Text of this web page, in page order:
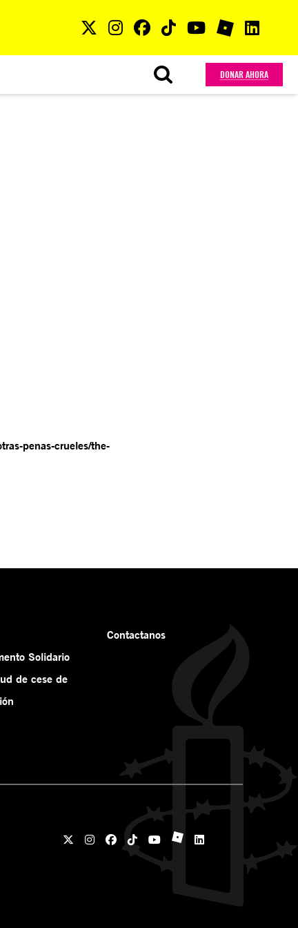
DONAR AHORA
penas-crueles/the-
Solidario
de cese de
Contactanos